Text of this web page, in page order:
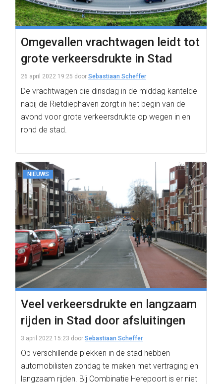
Omgevallen vrachtwagen leidt tot
grote verkeersdrukte in Stad
26 april 2022 19:25 door Sebastiaan Scheffer
De vrachtwagen die dinsdag in de middag kantelde
nabij de Rietdiephaven zorgt in het begin van de
avond voor grote verkeersdrukte op wegen in en
rond de stad.
NIEUWS
Veel verkeersdrukte en langzaam
rijden in Stad door afsluitingen
3 april 2022 15:23 door Sebastiaan Scheffer
Op verschillende plekken in de stad hebben
automobilisten zondag te maken met vertraging en
langzaam rijden. Bij Combinatie Herepoort is er niet